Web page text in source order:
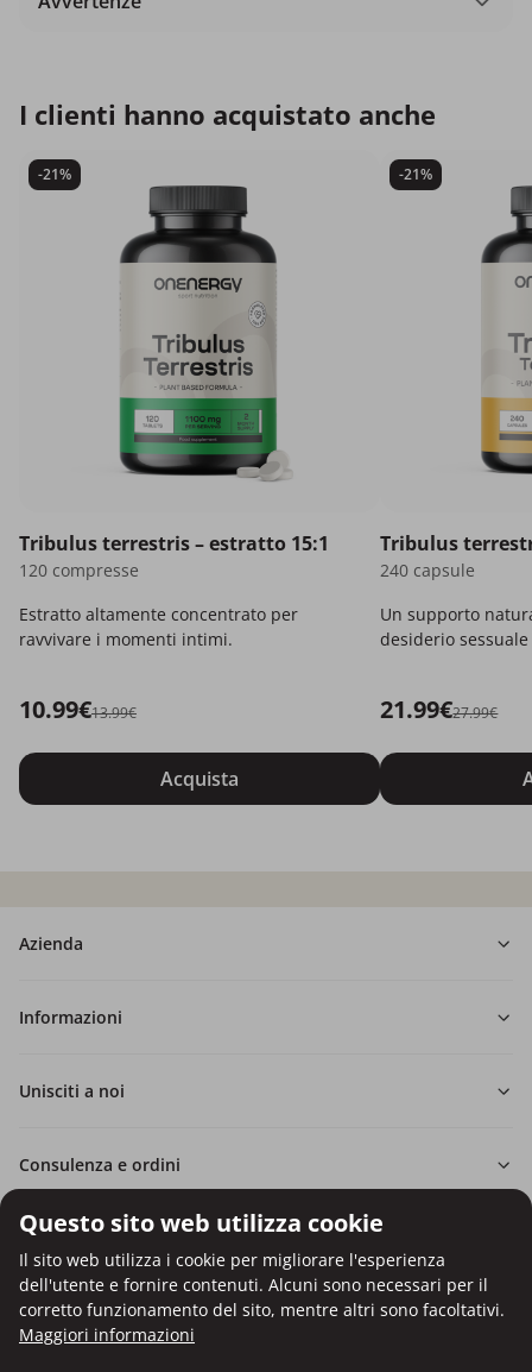
Questo sito web utilizza cookie
Il sito web utilizza i cookie per migliorare l'esperienza
dell'utente e fornire contenuti. Alcuni sono necessari per il
corretto funzionamento del sito, mentre altri sono facoltativi.
Maggiori informazioni
I clienti hanno acquistato anche
-21%
Tribulus terrestris – estratto 15:1
120 compresse
Estratto altamente concentrato per
ravvivare i momenti intimi.
10.99€13.99€
Acquista
-21%
Tribulus
240 capsule
Un supporto
desiderio
21.99€27.99€
Azienda
Informazioni
Unisciti a noi
Consulenza e ordini
Pagamento con carta di credito.
Protezione dei dati personali tramite crittografia SSL.